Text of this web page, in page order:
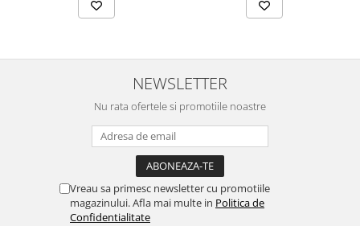
NEWSLETTER
Nu rata ofertele si promotiile noastre
Vreau sa primesc newsletter cu promotiile
magazinului. Afla mai multe in Politica de
Confidentialitate